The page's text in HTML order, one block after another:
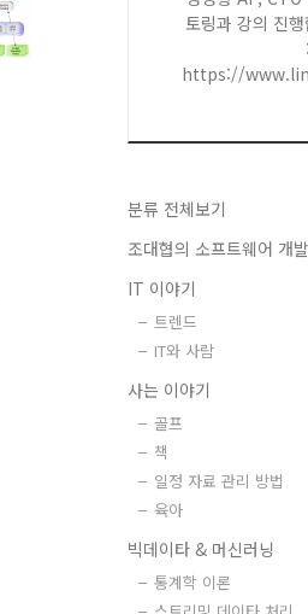
토링과 강의 진
:
https://
분류 전체보기
조대협의 소프트웨어 개발
IT 이야기
트렌드
IT와 사람
사는 이야기
골프
책
일정 자료 관리 방법
육아
빅데이타 & 머신러닝
통계학 이론